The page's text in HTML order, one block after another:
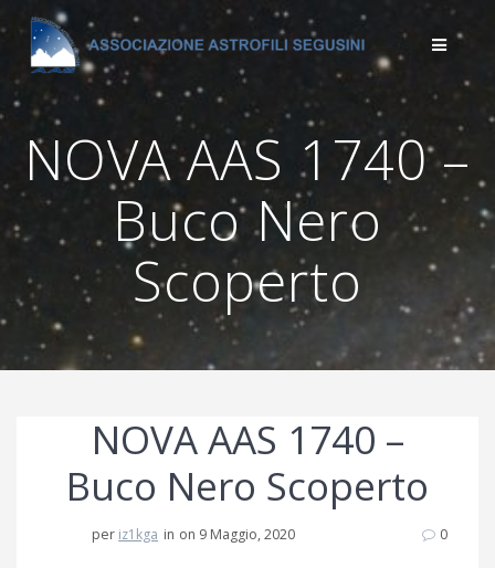
Salta
al
contenuto
NOVA AAS 1740 –
Buco Nero
Scoperto
NOVA AAS 1740 –
Buco Nero Scoperto
per iz1kga in on 9 Maggio, 2020 0